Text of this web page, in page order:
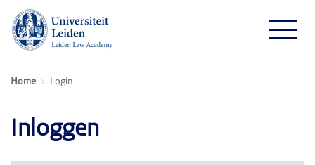
Home Login
Inloggen